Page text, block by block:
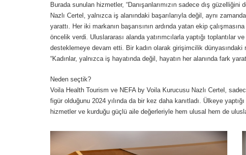
Burada sunulan hizmetler, “Danışanlarımızın sadece dış
Nazlı Certel, yalnızca iş alanındaki başarılarıyla değil, aynı
yarattı. Her iki markanın başarısının ardında yatan ekip
öncelik verdi. Uluslararası alanda yatırımcılarla yaptığı toplantılar
desteklemeye devam etti. Bir kadın olarak girişimcilik dünyasındaki
“Kadınlar, yalnızca iş hayatında değil, hayatın her alanında fark
Neden seçtik?
Voila Health Tourism ve NEFA by Voila Kurucusu Nazlı Certel,
figür olduğunu 2024 yılında da bir kez daha kanıtladı. Ülkeye
hizmetler ve kurduğu güçlü aile değerleriyle hem ulusal hem de